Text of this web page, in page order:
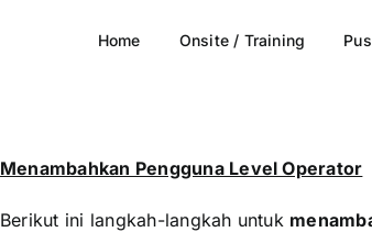
Home Onsite / Training
Menambahkan Pengguna Level Operator
Berikut ini langkah-langkah untuk